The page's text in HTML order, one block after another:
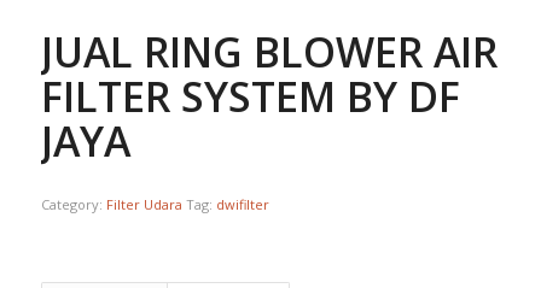
JUAL RING BLOWER AIR
FILTER SYSTEM BY DF
JAYA
Category: Filter Udara Tag: dwifilter